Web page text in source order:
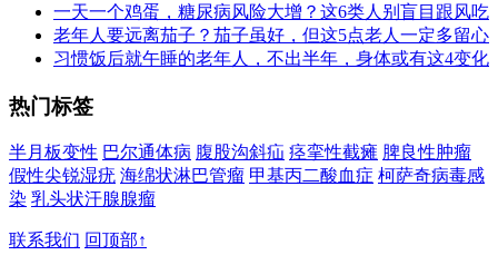
一天一个鸡蛋，糖尿病风险大增？这6类人别盲目跟风吃
老年人要远离茄子？茄子虽好，但这5点老人一定多留心
习惯饭后就午睡的老年人，不出半年，身体或有这4变化
热门标签
半月板变性 巴尔通体病 腹股沟斜疝 痉挛性截瘫 脾良性肿瘤
假性尖锐湿疣 海绵状淋巴管瘤 甲基丙二酸血症 柯萨奇病毒感
染 乳头状汗腺腺瘤
联系我们 回顶部↑